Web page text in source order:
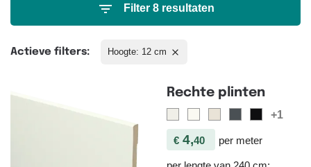
filter_list Filter 8 resultaten
Actieve filters: Hoogte: 12 cm 
Rechte plinten
+1
€ 4,40 per meter